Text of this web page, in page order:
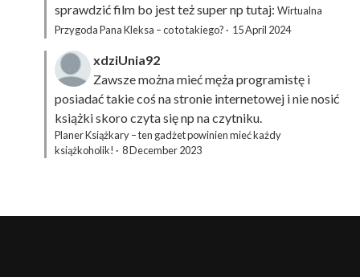
sprawdzić film bo jest też super np tutaj: Wirtualna
Przygoda Pana Kleksa – co to takiego? · 15 April 2024
xdziUnia92
Zawsze można mieć męża programistę i
posiadać takie coś na stronie internetowej i nie nosić
książki skoro czyta się np na czytniku.
Planer Książkary – ten gadżet powinien mieć każdy
książkoholik! · 8 December 2023